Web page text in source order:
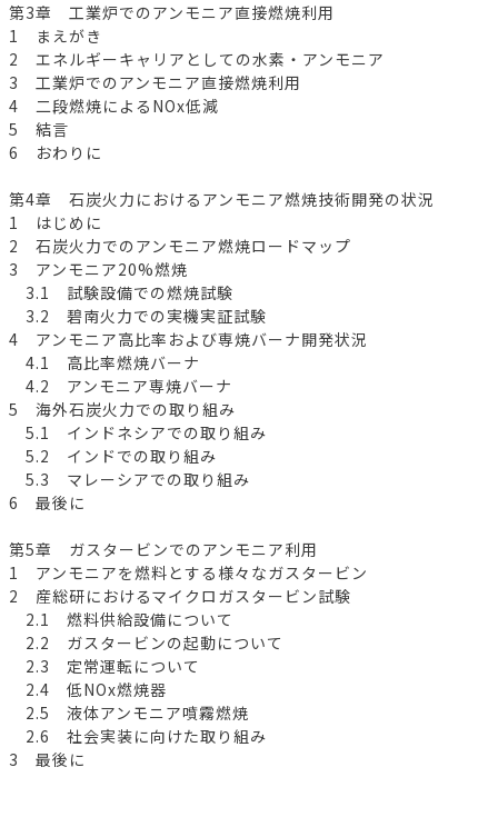
第3章 工業炉でのアンモニア直接燃焼利用
1 まえがき
2 エネルギーキャリアとしての水素・アンモニア
3 工業炉でのアンモニア直接燃焼利用
4 二段燃焼によるNOx低減
5 結言
6 おわりに
第4章 石炭火力におけるアンモニア燃焼技術開発の状況
1 はじめに
2 石炭火力でのアンモニア燃焼ロードマップ
3 アンモニア20%燃焼
3.1 試験設備での燃焼試験
3.2 碧南火力での実機実証試験
4 アンモニア高比率および専焼バーナ開発状況
4.1 高比率燃焼バーナ
4.2 アンモニア専焼バーナ
5 海外石炭火力での取り組み
5.1 インドネシアでの取り組み
5.2 インドでの取り組み
5.3 マレーシアでの取り組み
6 最後に
第5章 ガスタービンでのアンモニア利用
1 アンモニアを燃料とする様々なガスタービン
2 産総研におけるマイクロガスタービン試験
2.1 燃料供給設備について
2.2 ガスタービンの起動について
2.3 定常運転について
2.4 低NOx燃焼器
2.5 液体アンモニア噴霧燃焼
2.6 社会実装に向けた取り組み
3 最後に